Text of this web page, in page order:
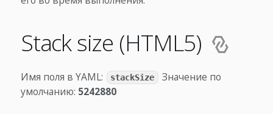
Stack size (HTML5)
Имя поля в YAML: stackSize
Значение по
умолчанию: 5242880